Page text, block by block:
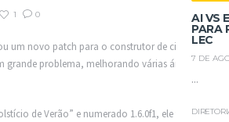
AI VS
PARA
LEC
7 DE
...
1 0
um novo patch para o construtor de cidades
grande problema, melhorando várias áreas
de Verão” e numerado 1.6.0f1, ele traz